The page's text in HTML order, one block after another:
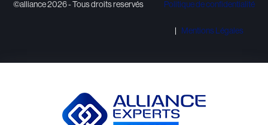
©alliance 2026 - Tous droits reservés Politique de confidentialité
Mentions Légales